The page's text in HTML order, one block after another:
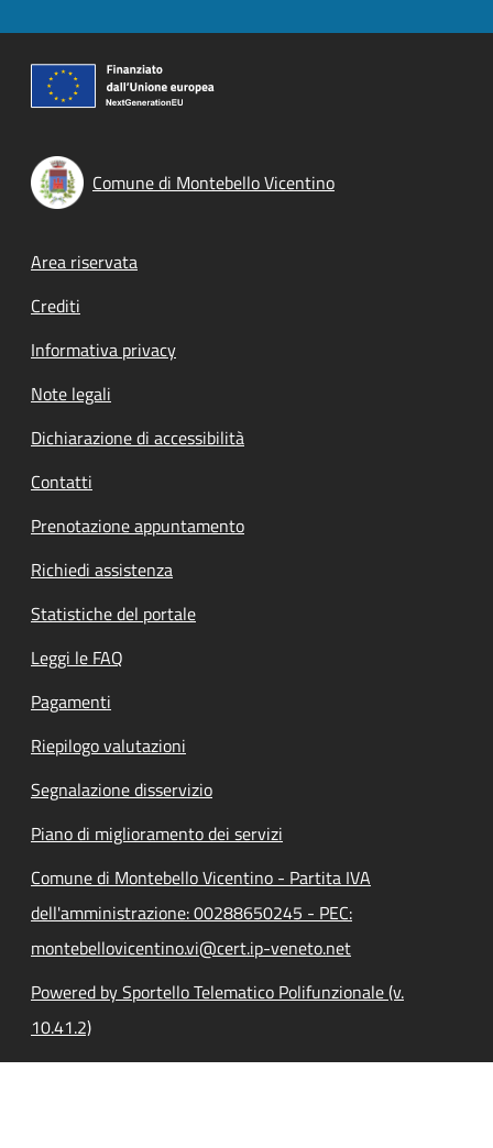
Comune di Montebello Vicentino
Footer menu
Area riservata
Crediti
Informativa privacy
Note legali
Dichiarazione di accessibilità
Contatti
Prenotazione appuntamento
Richiedi assistenza
Statistiche del portale
Leggi le FAQ
Pagamenti
Riepilogo valutazioni
Segnalazione disservizio
Piano di miglioramento dei servizi
Comune di Montebello Vicentino - Partita IVA
dell'amministrazione: 00288650245 - PEC:
montebellovicentino.vi@cert.ip-veneto.net
Powered by Sportello Telematico Polifunzionale (v.
10.41.2)